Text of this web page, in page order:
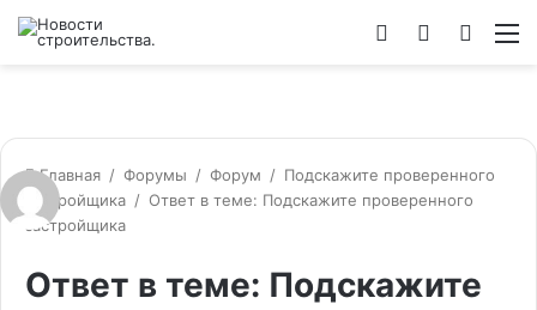
Switch
Войти
Главная / Форумы / Форум / Подскажите проверенного
застройщика / Ответ в теме: Подскажите проверенного
застройщика
Ответ в теме: Подскажите